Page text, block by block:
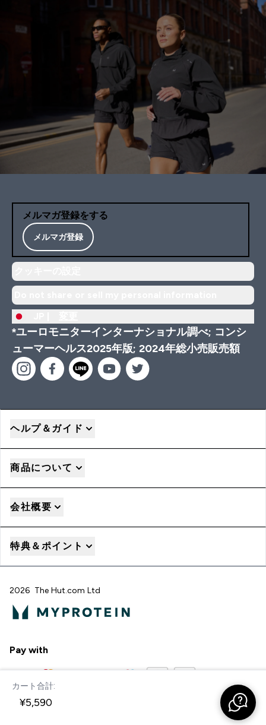
カート合計:
¥5,590‎
メルマガ登録をする
メルマガ登録
*ユーロモニターインターナショナル調べ; コンシ
ューマーヘルス2025年版; 2024年総小売販売額
ヘルプ＆ガイド
商品について
会社概要
特典＆ポイント
2026 The Hut.com Ltd
Pay with